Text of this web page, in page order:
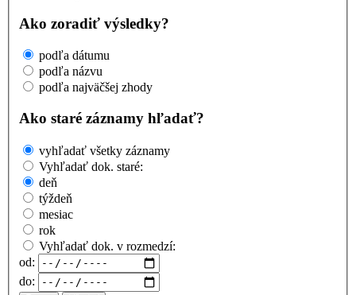
Ako zoradiť výsledky?
podľa dátumu
podľa názvu
podľa najväčšej zhody
Ako staré záznamy hľadať?
vyhľadať všetky záznamy
Vyhľadať dok. staré:
deň
týždeň
mesiac
rok
Vyhľadať dok. v rozmedzí:
od:
do: